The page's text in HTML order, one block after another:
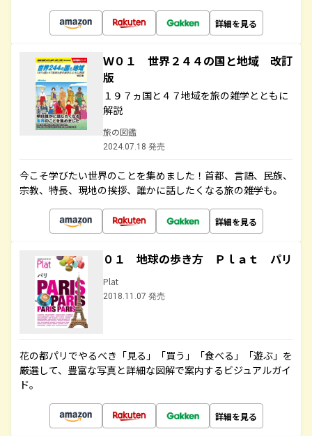
詳細を見る
Ｗ０１ 世界２４４の国と地域 改訂
版
１９７ヵ国と４７地域を旅の雑学とともに
解説
旅の図鑑
2024.07.18 発売
今こそ学びたい世界のことを集めました！首都、言語、民族、
宗教、特長、現地の挨拶、誰かに話したくなる旅の雑学も。
詳細を見る
０１ 地球の歩き方 Ｐｌａｔ パリ
Plat
2018.11.07 発売
花の都パリでやるべき「見る」「買う」「食べる」「遊ぶ」を
厳選して、豊富な写真と詳細な図解で案内するビジュアルガイ
ド。
詳細を見る